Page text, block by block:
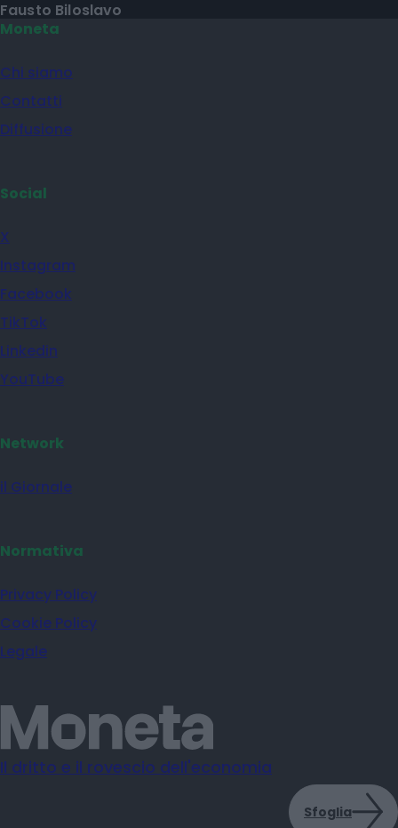
Fausto Biloslavo
Moneta
Chi siamo
Contatti
Diffusione
Social
X
Instagram
Facebook
TikTok
Linkedin
YouTube
Network
il Giornale
Normativa
Privacy Policy
Cookie Policy
Legale
Il dritto e il rovescio dell'economia
Sfoglia